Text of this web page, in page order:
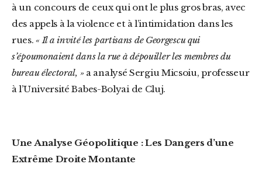
à un concours de ceux qui ont le plus gros bras, avec
des appels à la violence et à l’intimidation dans les
rues.« Il a invité les partisans de Georgescu qui
s’époumonaient dans la rue à dépouiller les membres du
bureau électoral, » a analysé Sergiu Micsoiu, professeur
à l’Université Babes-Bolyai de Cluj.
Une Analyse Géopolitique : Les Dangers d’une
Extrême Droite Montante